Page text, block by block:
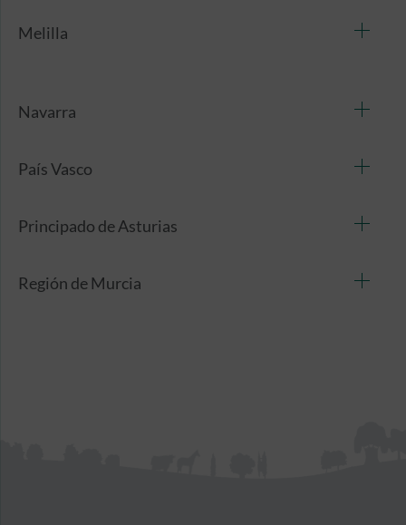
Melilla
Navarra
País Vasco
Principado de Asturias
Región de Murcia